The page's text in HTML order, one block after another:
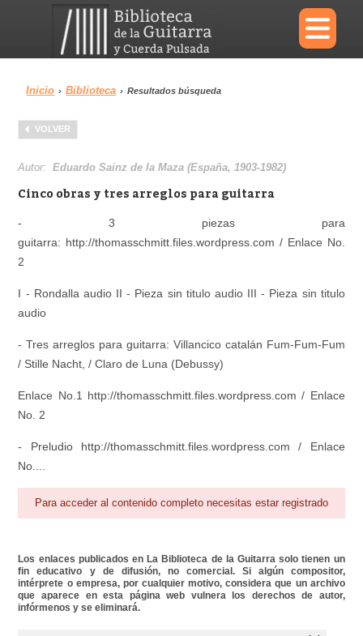
×
Menu
Biblioteca Diccionario
Área personal Reproductor
Inicio › Biblioteca › Resultados búsqueda
VOLVER
Autor:Eduardo Sainz de la Maza (España, 1903-1982)
Cinco obras y tres arreglos para guitarra
- 3 piezas para
guitarra: http://thomasschmitt.files.wordpress.com / Enlace No.
2
I - Rondalla audio II - Pieza sin titulo audio III - Pieza sin titulo
audio
- Tres arreglos para guitarra: Villancico catalán Fum-Fum-Fum
/ Stille Nacht, / Claro de Luna (Debussy)
Enlace No.1 http://thomasschmitt.files.wordpress.com / Enlace
No. 2
- Preludio http://thomasschmitt.files.wordpress.com / Enlace
No....
Para acceder al contenido completo necesitas estar registrado
Los enlaces publicados en La Biblioteca de la Guitarra solo tienen un
fin educativo y de difusión, no comercial. Si algún compositor,
intérprete o empresa, por cualquier motivo, considera que un archivo
que aparece en esta página web vulnera los derechos de autor,
infórmenos y se eliminará.